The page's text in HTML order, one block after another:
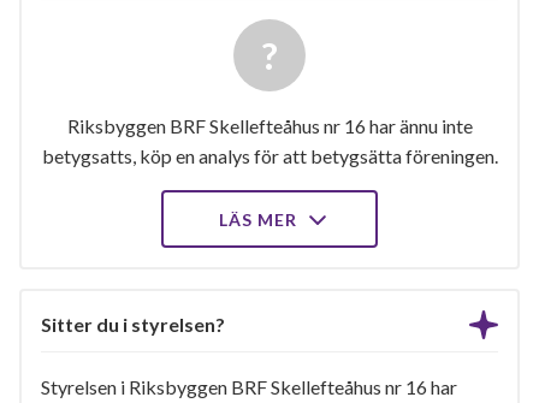
Riksbyggen BRF Skellefteåhus nr 16 har ännu inte
betygsatts, köp en analys för att betygsätta föreningen.
LÄS MER
Sitter du i styrelsen?
Styrelsen i Riksbyggen BRF Skellefteåhus nr 16 har